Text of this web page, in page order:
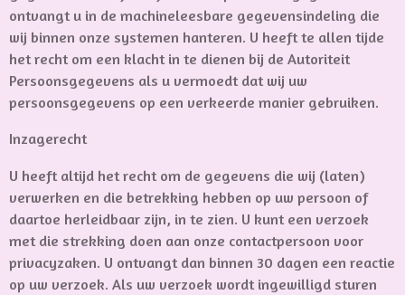
ontvangt u in de machineleesbare gegevensindeling die
wij binnen onze systemen hanteren. U heeft te allen tijde
het recht om een klacht in te dienen bij de Autoriteit
Persoonsgegevens als u vermoedt dat wij uw
persoonsgegevens op een verkeerde manier gebruiken.
Inzagerecht
U heeft altijd het recht om de gegevens die wij (laten)
verwerken en die betrekking hebben op uw persoon of
daartoe herleidbaar zijn, in te zien. U kunt een verzoek
met die strekking doen aan onze contactpersoon voor
privacyzaken. U ontvangt dan binnen 30 dagen een reactie
op uw verzoek. Als uw verzoek wordt ingewilligd sturen